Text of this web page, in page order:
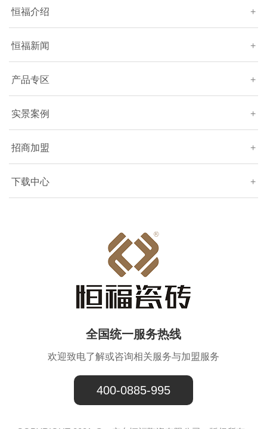
恒福介绍 +
恒福新闻 +
产品专区 +
实景案例 +
招商加盟 +
下载中心 +
全国统一服务热线
欢迎致电了解或咨询相关服务与加盟服务
400-0885-995